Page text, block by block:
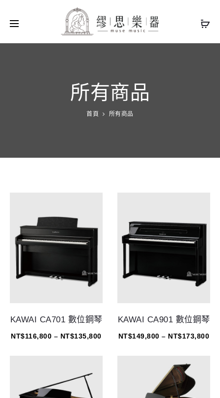
所有商品
首頁 所有商品
KAWAI CA701 數位鋼琴
NT$116,800 – NT$135,800
KAWAI CA901 數位鋼琴
NT$149,800 – NT$173,800